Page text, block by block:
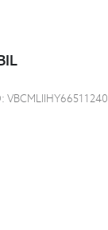
VBCMLIIHY66511240